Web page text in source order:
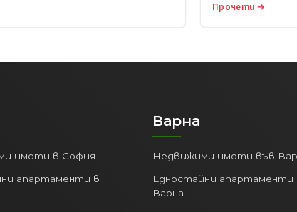
апартаменти в
Варна
Едностайни апартаменти